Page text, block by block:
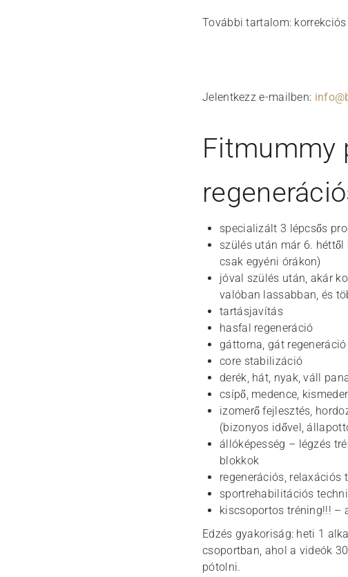
További tartalom:
Jelentkezz e-mailben:
Fitmummy
specializált 3 lépcsős
szülés után már 6.
csak egyéni órákon)
jóval szülés után, akár
valóban lassabban, és
tartásjavítás
hasfal regeneráció
gáttorna, gát regeneráció
core stabilizáció
derék, hát, nyak, váll
csípő, medence,
izomerő fejlesztés,
(bizonyos idővel,
állóképesség – légzés
blokkok
regenerációs, relaxációs
sportrehabilitációs
kiscsoportos tréning!!! –
Edzés gyakoriság: heti 1
csoportban, ahol a videók
pótolni.